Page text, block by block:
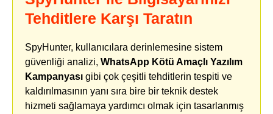
Tehditlere Karşı Taratın
SpyHunter, kullanıcılara derinlemesine sistem
güvenliği analizi, WhatsApp Kötü Amaçlı Yazılım
Kampanyası gibi çok çeşitli tehditlerin tespiti ve
kaldırılmasının yanı sıra bire bir teknik destek
hizmeti sağlamaya yardımcı olmak için tasarlanmış